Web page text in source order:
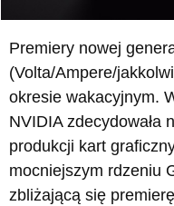
Premiery nowej
(Volta/Ampere/
okresie wakacyjnym.
NVIDIA zdecydowała
produkcji kart
mocniejszym rdzeniu
zbliżającą się